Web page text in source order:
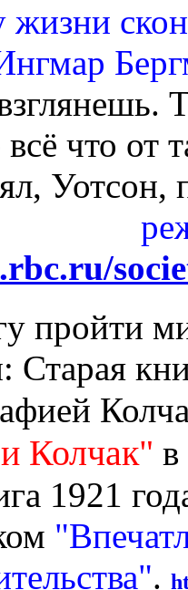
жизни
что от
пройти
Старая
Колчак"
1921
.